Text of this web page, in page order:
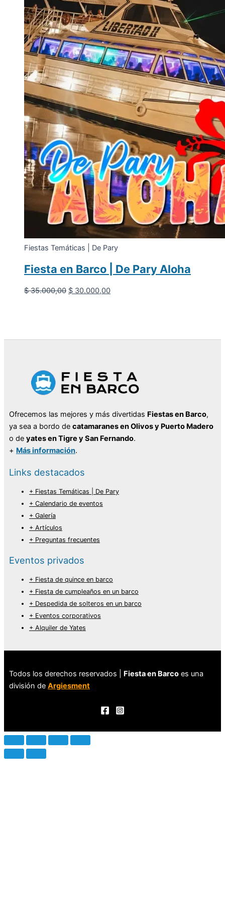
Fiestas Temáticas | De Pary
Fiesta en Barco | De Pary Aloha
$35.000,00 El
$ 35.000,00.
$ 30.000,00El
$ 30.000,00.
Ofrecemos las mejores y más divertidas Fiestas en Barco,
ya sea a bordo de catamaranes en Olivos y Puerto Madero
o de yates en Tigre y San Fernando.
+ Más información.
Links destacados
+ Fiestas Temáticas | De Pary
+ Calendario de eventos
+ Galería
+ Artículos
+ Preguntas frecuentes
Eventos privados
+ Fiesta de quince en barco
+ Fiesta de cumpleaños en un barco
+ Despedida de solteros en un barco
+ Eventos corporativos
+ Alquiler de Yates
Todos los derechos reservados | Fiesta en Barco es una
división de Argiesment